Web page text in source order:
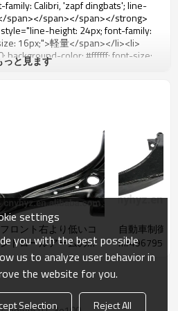
っと見ます
フロント右より低いコ
ントロールアームの
d65134300doe自動車
サスペンション部品
自動車制御
mr496795oe
ション部品
settings
you with the best possible
us to analyze user behavior in
the website for you.
Selection Reject All